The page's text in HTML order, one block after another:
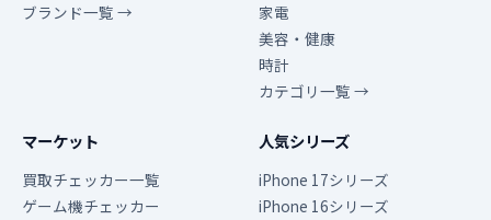
ブランド一覧 →
家電
美容・健康
時計
カテゴリ一覧 →
マーケット
買取チェッカー一覧
ゲーム機チェッカー
人気シリーズ
iPhone 17シリーズ
iPhone 16シリーズ